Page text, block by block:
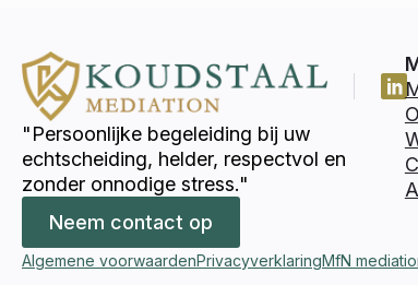
"Persoonlijke begeleiding bij uw
echtscheiding, helder, respectvol en
zonder onnodige stress."
Neem contact op
Algemene voorwaardenPrivacyverklaringMfN